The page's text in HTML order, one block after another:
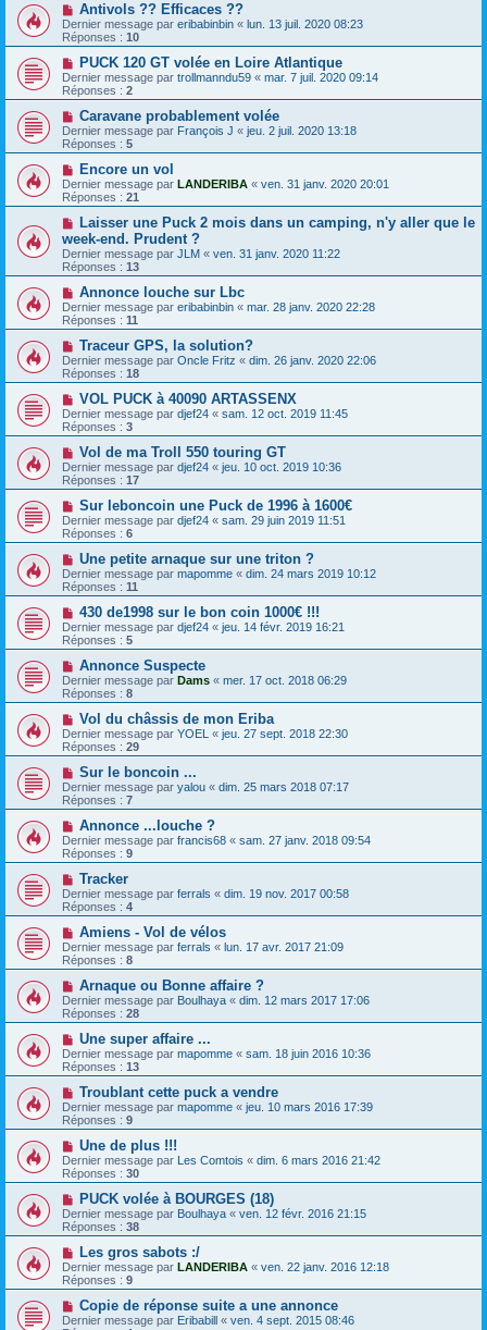
Antivols ?? Efficaces ??
Dernier message par eribabinbin « lun. 13 juil. 2020 08:23
Réponses : 10
PUCK 120 GT volée en Loire Atlantique
Dernier message par trollmanndu59 « mar. 7 juil. 2020 09:14
Réponses : 2
Caravane probablement volée
Dernier message par François J « jeu. 2 juil. 2020 13:18
Réponses : 5
Encore un vol
Dernier message par LANDERIBA « ven. 31 janv. 2020 20:01
Réponses : 21
Laisser une Puck 2 mois dans un camping, n'y aller que le
week-end. Prudent ?
Dernier message par JLM « ven. 31 janv. 2020 11:22
Réponses : 13
Annonce louche sur Lbc
Dernier message par eribabinbin « mar. 28 janv. 2020 22:28
Réponses : 11
Traceur GPS, la solution?
Dernier message par Oncle Fritz « dim. 26 janv. 2020 22:06
Réponses : 18
VOL PUCK à 40090 ARTASSENX
Dernier message par djef24 « sam. 12 oct. 2019 11:45
Réponses : 3
Vol de ma Troll 550 touring GT
Dernier message par djef24 « jeu. 10 oct. 2019 10:36
Réponses : 17
Sur leboncoin une Puck de 1996 à 1600€
Dernier message par djef24 « sam. 29 juin 2019 11:51
Réponses : 6
Une petite arnaque sur une triton ?
Dernier message par mapomme « dim. 24 mars 2019 10:12
Réponses : 11
430 de1998 sur le bon coin 1000€ !!!
Dernier message par djef24 « jeu. 14 févr. 2019 16:21
Réponses : 5
Annonce Suspecte
Dernier message par Dams « mer. 17 oct. 2018 06:29
Réponses : 8
Vol du châssis de mon Eriba
Dernier message par YOEL « jeu. 27 sept. 2018 22:30
Réponses : 29
Sur le boncoin ...
Dernier message par yalou « dim. 25 mars 2018 07:17
Réponses : 7
Annonce ...louche ?
Dernier message par francis68 « sam. 27 janv. 2018 09:54
Réponses : 9
Tracker
Dernier message par ferrals « dim. 19 nov. 2017 00:58
Réponses : 4
Amiens - Vol de vélos
Dernier message par ferrals « lun. 17 avr. 2017 21:09
Réponses : 8
Arnaque ou Bonne affaire ?
Dernier message par Boulhaya « dim. 12 mars 2017 17:06
Réponses : 28
Une super affaire ...
Dernier message par mapomme « sam. 18 juin 2016 10:36
Réponses : 13
Troublant cette puck a vendre
Dernier message par mapomme « jeu. 10 mars 2016 17:39
Réponses : 9
Une de plus !!!
Dernier message par Les Comtois « dim. 6 mars 2016 21:42
Réponses : 30
PUCK volée à BOURGES (18)
Dernier message par Boulhaya « ven. 12 févr. 2016 21:15
Réponses : 38
Les gros sabots :/
Dernier message par LANDERIBA « ven. 22 janv. 2016 12:18
Réponses : 9
Copie de réponse suite a une annonce
Dernier message par Eribabill « ven. 4 sept. 2015 08:46